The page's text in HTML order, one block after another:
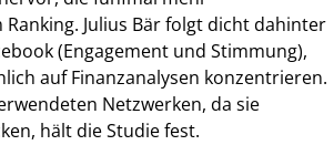
Julius Bär folgt dicht dahinter
(Engagement und Stimmung),
auf Finanzanalysen konzentrieren.
Netzwerken, da sie
hält die Studie fest.